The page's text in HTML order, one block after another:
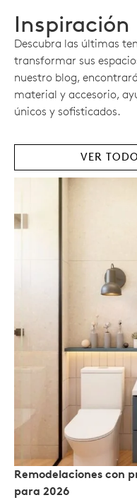
Inspiración
Descubra las últimas
transformar sus
nuestro blog,
material y accesorio,
únicos y sofisticados.
VER
Remodelaciones con
para 2026